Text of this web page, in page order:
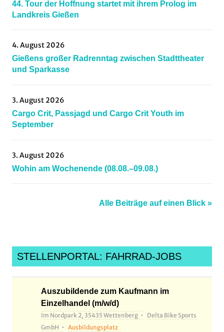
44. Tour der Hoffnung startet mit ihrem Prolog im
Landkreis Gießen
4. August 2026
Gießens großer Radrenntag zwischen Stadttheater
und Sparkasse
3. August 2026
Cargo Crit, Passjagd und Cargo Crit Youth im
September
3. August 2026
Wohin am Wochenende (08.08.–09.08.)
Alle Beiträge auf einen Blick »
STELLENPORTAL: FAHRRAD-JOBS
Auszubildende zum Kaufmann im
Einzelhandel (m/w/d)
Im Nordpark 2, 35435 Wettenberg
Delta Bike Sports
GmbH
Ausbildungsplatz